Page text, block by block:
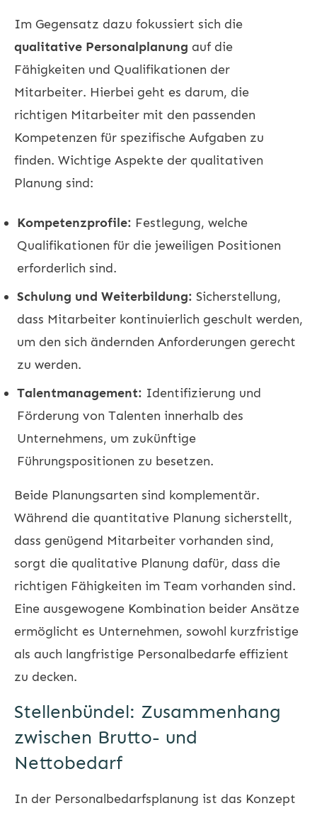
Im Gegensatz dazu fokussiert sich die
qualitative Personalplanung auf die
Fähigkeiten und Qualifikationen der
Mitarbeiter. Hierbei geht es darum, die
richtigen Mitarbeiter mit den passenden
Kompetenzen für spezifische Aufgaben zu
finden. Wichtige Aspekte der qualitativen
Planung sind:
Kompetenzprofile: Festlegung, welche
Qualifikationen für die jeweiligen Positionen
erforderlich sind.
Schulung und Weiterbildung: Sicherstellung,
dass Mitarbeiter kontinuierlich geschult werden,
um den sich ändernden Anforderungen gerecht
zu werden.
Talentmanagement: Identifizierung und
Förderung von Talenten innerhalb des
Unternehmens, um zukünftige
Führungspositionen zu besetzen.
Beide Planungsarten sind komplementär.
Während die quantitative Planung sicherstellt,
dass genügend Mitarbeiter vorhanden sind,
sorgt die qualitative Planung dafür, dass die
richtigen Fähigkeiten im Team vorhanden sind.
Eine ausgewogene Kombination beider Ansätze
ermöglicht es Unternehmen, sowohl kurzfristige
als auch langfristige Personalbedarfe effizient
zu decken.
Stellenbündel: Zusammenhang
zwischen Brutto- und
Nettobedarf
In der Personalbedarfsplanung ist das Konzept